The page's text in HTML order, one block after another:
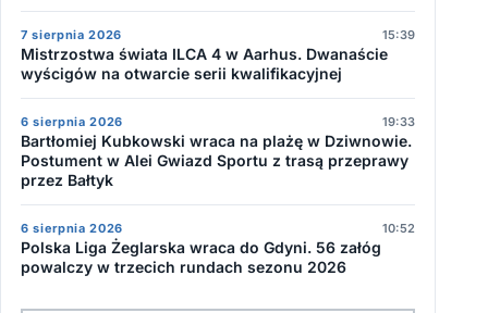
7 sierpnia 2026 15:39
Mistrzostwa świata ILCA 4 w Aarhus. Dwanaście
wyścigów na otwarcie serii kwalifikacyjnej
6 sierpnia 2026 19:33
Bartłomiej Kubkowski wraca na plażę w Dziwnowie.
Postument w Alei Gwiazd Sportu z trasą przeprawy
przez Bałtyk
6 sierpnia 2026 10:52
Polska Liga Żeglarska wraca do Gdyni. 56 załóg
powalczy w trzecich rundach sezonu 2026